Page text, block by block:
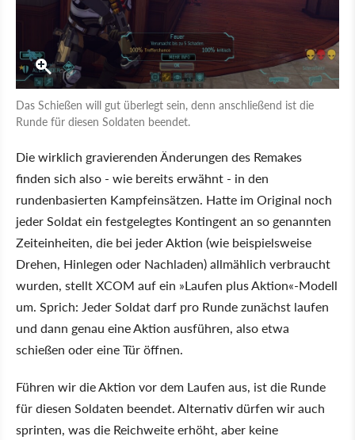
Das Schießen will gut überlegt sein, denn anschließend ist die
Runde für diesen Soldaten beendet.
Die wirklich gravierenden Änderungen des Remakes
finden sich also - wie bereits erwähnt - in den
rundenbasierten Kampfeinsätzen. Hatte im Original noch
jeder Soldat ein festgelegtes Kontingent an so genannten
Zeiteinheiten, die bei jeder Aktion (wie beispielsweise
Drehen, Hinlegen oder Nachladen) allmählich verbraucht
wurden, stellt XCOM auf ein »Laufen plus Aktion«-Modell
um. Sprich: Jeder Soldat darf pro Runde zunächst laufen
und dann genau eine Aktion ausführen, also etwa
schießen oder eine Tür öffnen.
Führen wir die Aktion vor dem Laufen aus, ist die Runde
für diesen Soldaten beendet. Alternativ dürfen wir auch
sprinten, was die Reichweite erhöht, aber keine